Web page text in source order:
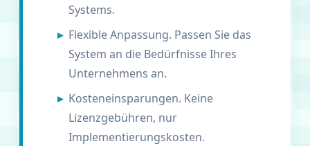
Systems.
Flexible Anpassung. Passen Sie das
System an die Bedürfnisse Ihres
Unternehmens an.
Kosteneinsparungen. Keine
Lizenzgebühren, nur
Implementierungskosten.